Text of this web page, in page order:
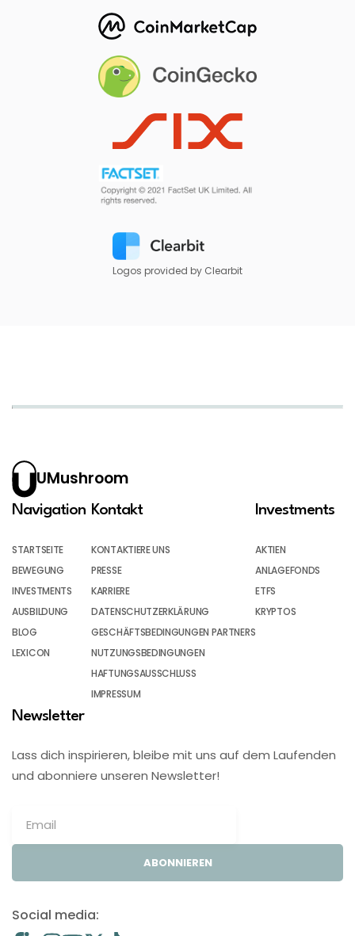
Logos provided by Clearbit
UMushroom
Navigation
STARTSEITE
BEWEGUNG
INVESTMENTS
AUSBILDUNG
BLOG
LEXICON
Kontakt
KONTAKTIERE UNS
PRESSE
KARRIERE
DATENSCHUTZERKLÄRUNG
GESCHÄFTSBEDINGUNGEN PARTNERS
NUTZUNGSBEDINGUNGEN
HAFTUNGSAUSSCHLUSS
IMPRESSUM
Investments
AKTIEN
ANLAGEFONDS
ETFS
KRYPTOS
Newsletter
Lass dich inspirieren, bleibe mit uns auf dem Laufenden
und abonniere unseren Newsletter!
ABONNIEREN
Social media: